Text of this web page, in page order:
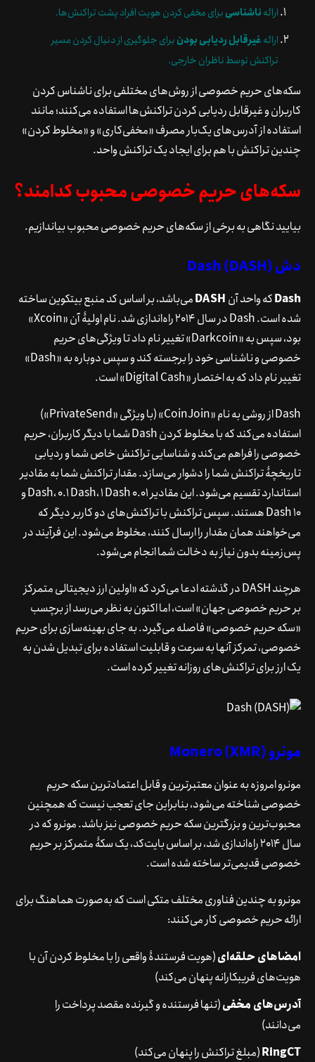
ارائهناشناسیبرای مخفی کردن هویت افراد پشت تراکنش‌ها.
ارائهغیرقابل ردیابی بودنبرای جلوگیری از دنبال کردن مسیر
تراکنش توسط ناظران خارجی.
سکه‌های حریم خصوصی از روش‌های مختلفی برای ناشناس کردن
کاربران و غیرقابل ردیابی کردن تراکنش‌ها استفاده می‌کنند؛ مانند
استفاده از آدرس‌های یک‌بار مصرف «مخفی‌کاری» و «مخلوط کردن»
چندین تراکنش با هم برای ایجاد یک تراکنش واحد.
سکه‌های حریم خصوصی محبوب کدامند؟
بیایید نگاهی به برخی از سکه‌های حریم خصوصی محبوب بیاندازیم.
دش Dash (DASH)
Dashکه واحد آن
می‌باشد، بر اساس کد منبع بیتکوین ساخته
شده است. Dash در سال 2014 راه‌اندازی شد. نام اولیۀ آن «Xcoin»
بود، سپس به «Darkcoin» تغییر نام داد تا ویژگی‌های حریم
خصوصی و ناشناسی خود را برجسته کند و سپس دوباره به «Dash»
تغییر نام داد که به اختصار «Digital Cash» است.
Dash از روشی به نام «CoinJoin» (با ویژگی «PrivateSend»)
استفاده می‌کند که با مخلوط کردن Dash شما با دیگر کاربران، حریم
خصوصی را فراهم می‌کند و شناسایی تراکنش خاص شما و ردیابی
تاریخچۀ تراکنش شما را دشوار می‌سازد. مقدار تراکنش شما به مقادیر
استاندارد تقسیم می‌شود. این مقادیر 0.01 Dash، 0.1 Dash، 1 Dash و
10 Dash هستند. سپس تراکنش با تراکنش‌های دو کاربر دیگر که
می‌خواهند همان مقدار را ارسال کنند، مخلوط می‌شود. این فرآیند در
پس‌زمینه بدون نیاز به دخالت شما انجام می‌شود.
هرچند DASH در گذشته ادعا می‌کرد که «اولین ارز دیجیتالی متمرکز
بر حریم خصوصی جهان» است، اما اکنون به نظر می‌رسد از برچسب
«سکه حریم خصوصی» فاصله می‌گیرد. به جای بهینه‌سازی برای حریم
خصوصی، تمرکز آنها به سرعت و قابلیت استفاده برای تبدیل شدن به
یک ارز برای تراکنش‌های روزانه تغییر کرده است.
مونرو Monero (XMR)
مونرو امروزه به عنوان معتبرترین و قابل اعتمادترین سکه حریم
خصوصی شناخته می‌شود، بنابراین جای تعجب نیست که همچنین
محبوب‌ترین و بزرگترین سکه حریم خصوصی نیز باشد. مونرو که در
سال 2014 راه‌اندازی شد، بر اساس بایت‌کد، یک سکۀ متمرکز بر حریم
خصوصی قدیمی‌تر ساخته شده است.
مونرو به چندین فناوری مختلف متکی است که به‌صورت هماهنگ برای
ارائه حریم خصوصی کار می‌کنند:
امضاهای حلقه‌ای(هویت فرستندۀ واقعی را با مخلوط کردن آن با
هویت‌های فریبکارانه پنهان می‌کند)
آدرس‌های مخفی(تنها فرستنده و گیرنده مقصد پرداخت را
می‌دانند)
RingCT(مبلغ تراکنش را پنهان می‌کند)